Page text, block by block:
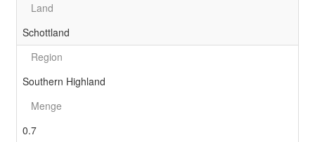
Land
Schottland
Region
Southern Highland
Menge
0.7